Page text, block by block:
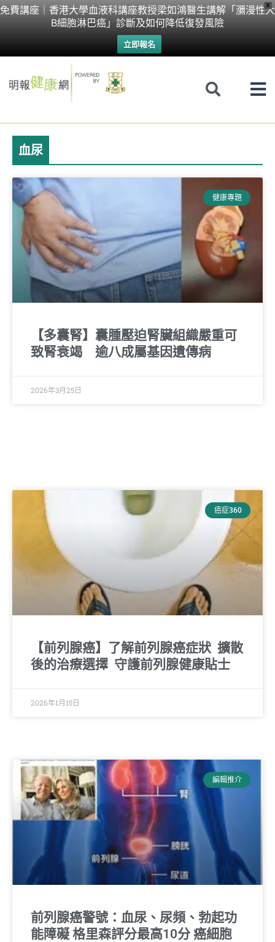
X
免費講座｜香港大學血液科講座教授梁如鴻醫生講解「瀰漫性大
B細胞淋巴癌」診斷及如何降低復發風險
立即報名
Skip
血尿
健康專題
【多囊腎】囊腫壓迫腎臟組織嚴重可
致腎衰竭 逾八成屬基因遺傳病
2026年3月25日
癌症360
【前列腺癌】了解前列腺癌症狀 擴散
後的治療選擇 守護前列腺健康貼士
2026年1月15日
編輯推介
前列腺癌警號：血尿、尿頻、勃起功
能障礙 格里森評分最高10分 癌細胞